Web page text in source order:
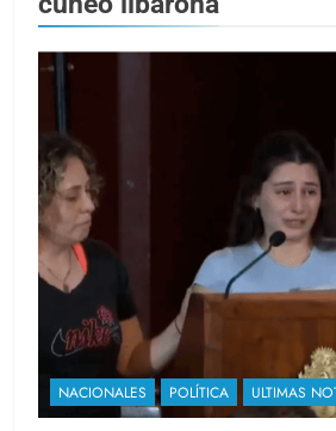
NACIONALES POLÍTICA ULTIMAS